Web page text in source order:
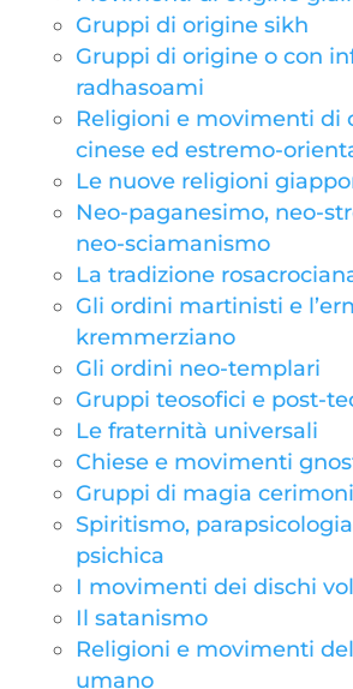
Gruppi di origine sikh
Gruppi di origine o con
radhasoami
Religioni e movimenti di
cinese ed estremo-
Le nuove religioni
Neo-paganesimo, neo-
neo-sciamanismo
La tradizione
Gli ordini martinisti e
kremmerziano
Gli ordini neo-templari
Gruppi teosofici e post-
Le fraternità universali
Chiese e movimenti
Gruppi di magia
Spiritismo,
psichica
I movimenti dei dischi
Il satanismo
Religioni e movimenti
umano